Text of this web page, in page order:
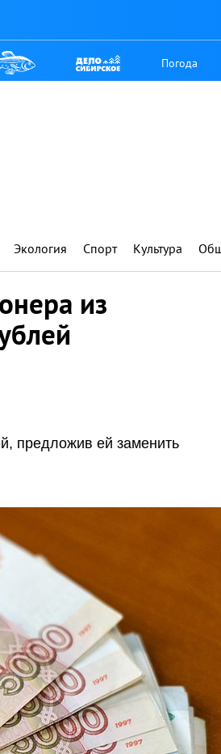
Погода
Экология Спорт Культура
из
предложив ей заменить